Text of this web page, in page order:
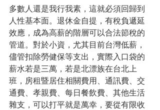
多數人還是我行我素，這就必須回歸到
人性基本面。退休金自提，有稅負遞延
效應，成為高薪的階層可以合法節稅的
管道。對於小資，尤其目前台灣低薪，
儘管扣除勞健保等支出，實際入口袋的
薪水若是三萬，若是北漂族在台北上
班，房租暨居住相關費用、通訊費、交
通費、孝親費、每日餐飲費、其他生活
雜支，可以打平就是萬幸，要從有限收